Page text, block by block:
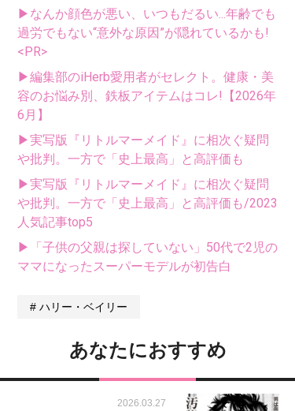
▶なんか顔色が悪い、いつもだるい...年齢でも
過労でもない“意外な原因”が隠れているかも!
<PR>
▶編集部のiHerb愛用者がセレクト。健康・美
容のお悩み別、鉄板アイテムはコレ!【2026年
6月】
▶実写版『リトルマーメイド』に相次ぐ疑問
や批判。一方で「史上最高」と高評価も
▶実写版『リトルマーメイド』に相次ぐ疑問
や批判。一方で「史上最高」と高評価も/2023
人気記事top5
▶「子供の父親は探していない」50代で2児の
ママになったスーパーモデルが初告白
ハリー・ベイリー
あなたにおすすめ
2026.03.27